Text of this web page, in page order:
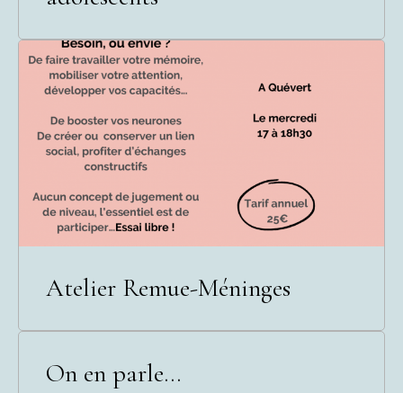
Atelier Remue-Méninges
On en parle...